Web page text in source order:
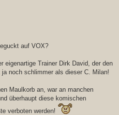
auf VOX?
eigenartige Trainer Dirk David, der den
noch schlimmer als dieser C. Milan!
Maulkorb an, war an manchen
überhaupt diese komischen
verboten werden!